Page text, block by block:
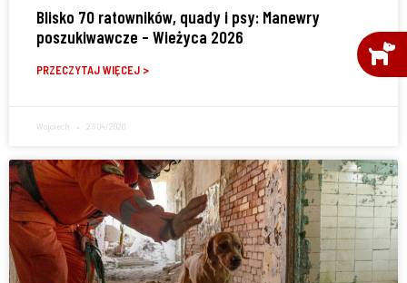
Blisko 70 ratowników, quady i psy: Manewry
poszukiwawcze – Wieżyca 2026
PRZECZYTAJ WIĘCEJ >
Wojciech 27/04/2026